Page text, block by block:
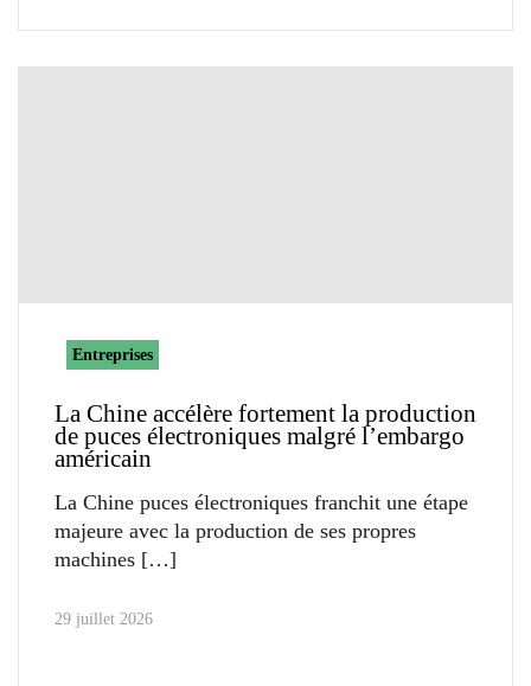
Entreprises
La Chine accélère fortement la production
de puces électroniques malgré l’embargo
américain
La Chine puces électroniques franchit une étape
majeure avec la production de ses propres
machines
29 juillet 2026